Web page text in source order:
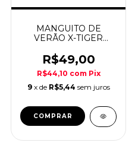
MANGUITO DE
VERÃO X-TIGER
PRETO
R$49,00
R$44,10 com Pix
9 x de R$5,44 sem juros
COMPRAR